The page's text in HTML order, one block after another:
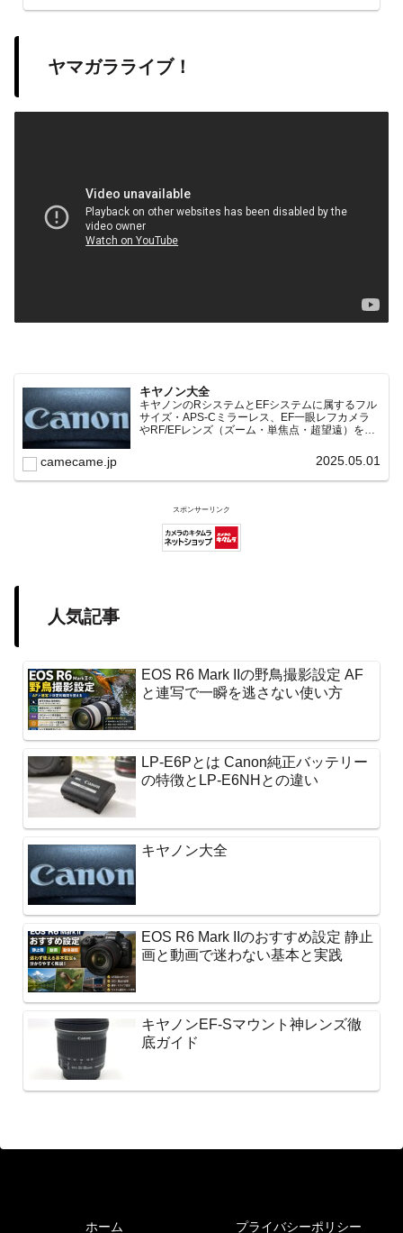
ヤマガラライブ！
キヤノン大全
キヤノンのRシステムとEFシステムに属するフル
サイズ・APS-Cミラーレス、EF一眼レフカメラ
やRF/EFレンズ（ズーム・単焦点・超望遠）をカ
常に機種の内部リンク設計で回遊性向上と快適表
camecame.jp 2025.05.01
スポンサーリンク
人気記事
EOS R6 Mark IIの野鳥撮影設定 AF
と連写で一瞬を逃さない使い方
LP-E6Pとは Canon純正バッテリー
の特徴とLP-E6NHとの違い
キヤノン大全
EOS R6 Mark IIのおすすめ設定 静止
画と動画で迷わない基本と実践
キヤノンEF-Sマウント神レンズ徹
底ガイド
ホーム プライバシーポリシー